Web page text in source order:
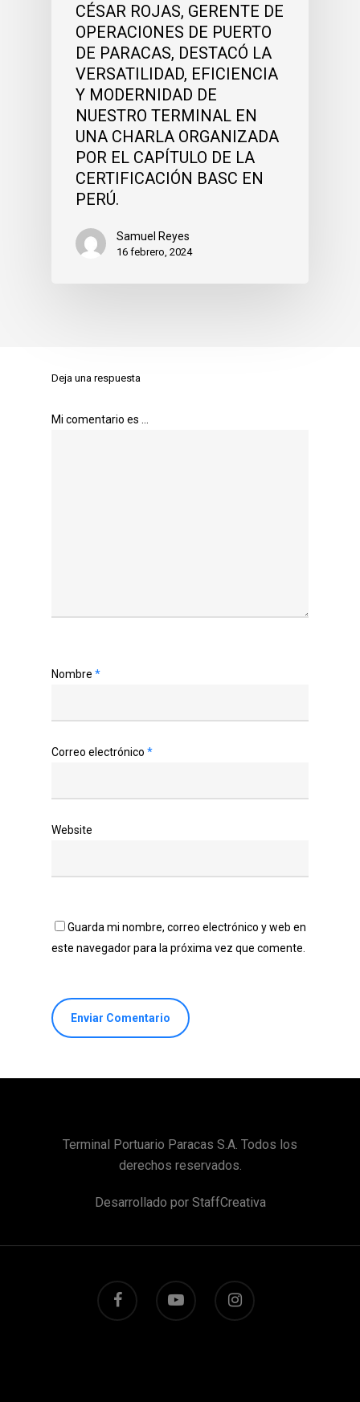
CÉSAR ROJAS, GERENTE DE
OPERACIONES DE PUERTO
DE PARACAS, DESTACÓ LA
VERSATILIDAD, EFICIENCIA
Y MODERNIDAD DE
NUESTRO TERMINAL EN
UNA CHARLA ORGANIZADA
POR EL CAPÍTULO DE LA
CERTIFICACIÓN BASC EN
PERÚ.
Samuel Reyes
16 febrero, 2024
Deja una respuesta
Mi comentario es ...
Nombre *
Correo electrónico *
Website
Guarda mi nombre, correo electrónico y web en
este navegador para la próxima vez que comente.
Terminal Portuario Paracas S.A. Todos los
derechos reservados.
Desarrollado por StaffCreativa